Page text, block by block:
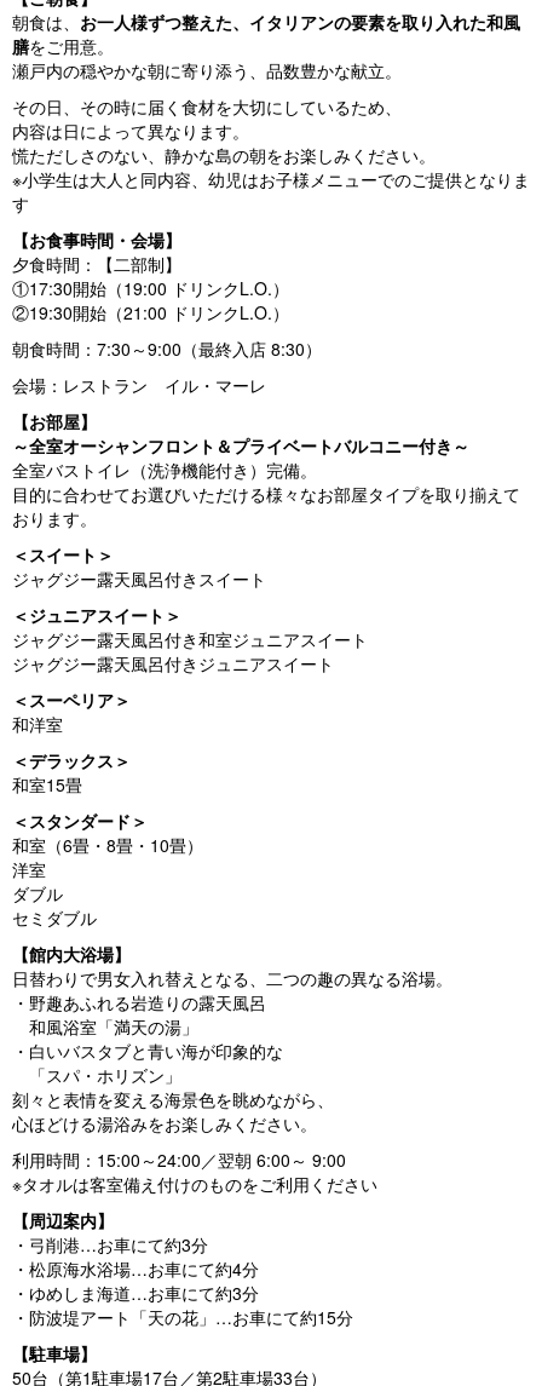
朝食は、 お一人様ずつ整えた、イタリアンの要素を取り入れた和風
膳をご用意。
瀬戸内の穏やかな朝に寄り添う、品数豊かな献立。
その日、その時に届く食材を大切にしているため、
内容は日によって異なります。
慌ただしさのない、静かな島の朝をお楽しみください。
※小学生は大人と同内容、幼児はお子様メニューでのご提供となりま
す
【お食事時間・会場】
夕食時間：【二部制】
①17:30開始（19:00 ドリンクL.O.）
②19:30開始（21:00 ドリンクL.O.）
朝食時間：7:30～9:00（最終入店 8:30）
会場：レストラン イル・マーレ
【お部屋】
～全室オーシャンフロント＆プライベートバルコニー付き～
全室バストイレ（洗浄機能付き）完備。
目的に合わせてお選びいただける様々なお部屋タイプを取り揃えて
おります。
＜スイート＞
ジャグジー露天風呂付きスイート
＜ジュニアスイート＞
ジャグジー露天風呂付き和室ジュニアスイート
ジャグジー露天風呂付きジュニアスイート
＜スーペリア＞
和洋室
＜デラックス＞
和室15畳
＜スタンダード＞
和室（6畳・8畳・10畳）
洋室
ダブル
セミダブル
【館内大浴場】
日替わりで男女入れ替えとなる、二つの趣の異なる浴場。
・野趣あふれる岩造りの露天風呂
和風浴室「満天の湯」
・白いバスタブと青い海が印象的な
「スパ・ホリズン」
刻々と表情を変える海景色を眺めながら、
心ほどける湯浴みをお楽しみください。
利用時間：15:00～24:00／翌朝 6:00～ 9:00
※タオルは客室備え付けのものをご利用ください
【周辺案内】
・弓削港…お車にて約3分
・松原海水浴場…お車にて約4分
・ゆめしま海道…お車にて約3分
・防波堤アート「天の花」…お車にて約15分
【駐車場】
50台（第1駐車場17台／第2駐車場33台）